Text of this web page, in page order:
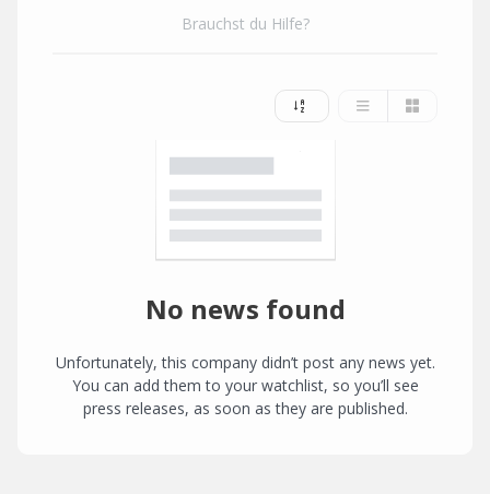
Brauchst du Hilfe?
No news found
Unfortunately, this company didn’t post any news yet.
You can add them to your watchlist, so you’ll see
press releases, as soon as they are published.